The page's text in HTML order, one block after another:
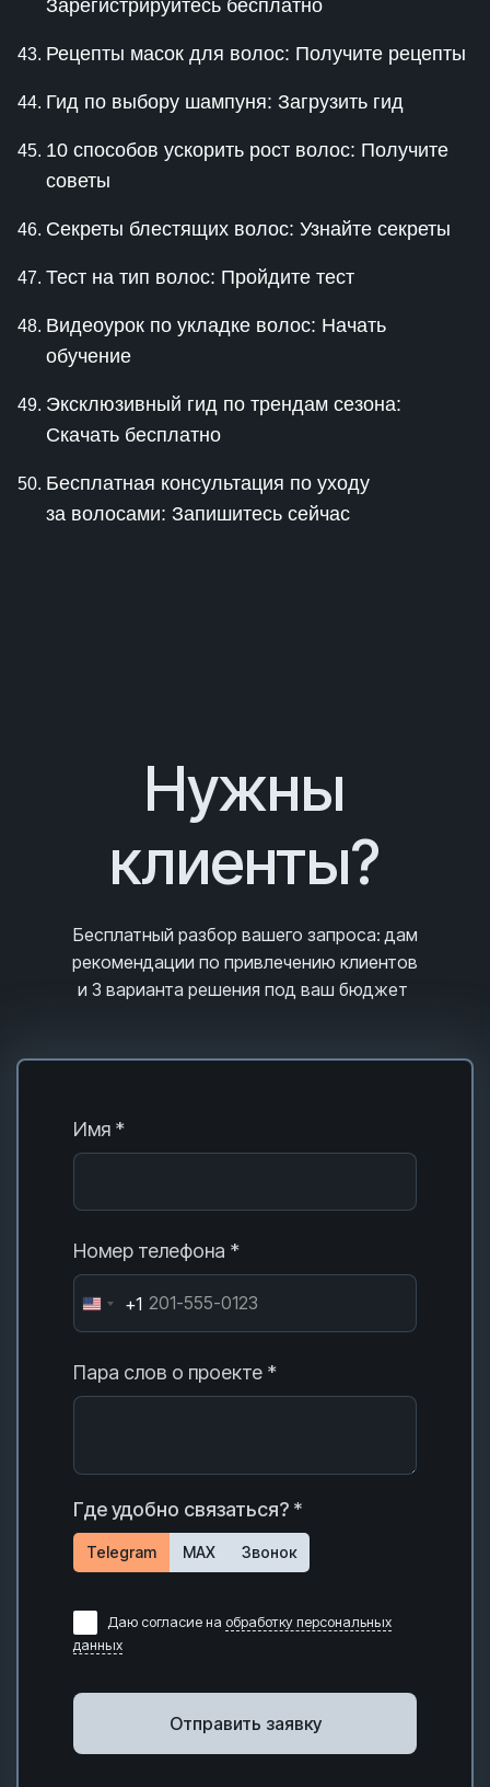
Зарегистрируйтесь бесплатно
Рецепты масок для волос: Получите рецепты
Гид по выбору шампуня: Загрузить гид
10 способов ускорить рост волос: Получите
советы
Секреты блестящих волос: Узнайте секреты
Тест на тип волос: Пройдите тест
Видеоурок по укладке волос: Начать
обучение
Эксклюзивный гид по трендам сезона:
Скачать бесплатно
Бесплатная консультация по уходу
за волосами: Запишитесь сейчас
Нужны
клиенты?
Бесплатный разбор вашего запроса: дам
рекомендации по привлечению клиентов
и 3 варианта решения под ваш бюджет
Имя *
Номер телефона *
+1
Пара слов о проекте *
Где удобно связаться? *
Telegram MAX Звонок
Даю согласие на обработку персональных
данных
Отправить заявку